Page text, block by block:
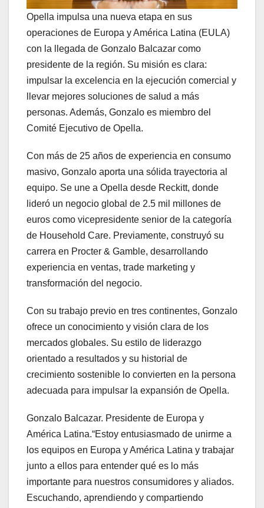
Opella impulsa una nueva etapa en sus
operaciones de Europa y América Latina (EULA)
con la llegada de Gonzalo Balcazar como
presidente de la región. Su misión es clara:
impulsar la excelencia en la ejecución comercial y
llevar mejores soluciones de salud a más
personas. Además, Gonzalo es miembro del
Comité Ejecutivo de Opella.
Con más de 25 años de experiencia en consumo
masivo, Gonzalo aporta una sólida trayectoria al
equipo. Se une a Opella desde Reckitt, donde
lideró un negocio global de 2.5 mil millones de
euros como vicepresidente senior de la categoría
de Household Care. Previamente, construyó su
carrera en Procter & Gamble, desarrollando
experiencia en ventas, trade marketing y
transformación del negocio.
Con su trabajo previo en tres continentes, Gonzalo
ofrece un conocimiento y visión clara de los
mercados globales. Su estilo de liderazgo
orientado a resultados y su historial de
crecimiento sostenible lo convierten en la persona
adecuada para impulsar la expansión de Opella.
Gonzalo Balcazar. Presidente de Europa y
América Latina.“Estoy entusiasmado de unirme a
los equipos en Europa y América Latina y trabajar
junto a ellos para entender qué es lo más
importante para nuestros consumidores y aliados.
Escuchando, aprendiendo y compartiendo